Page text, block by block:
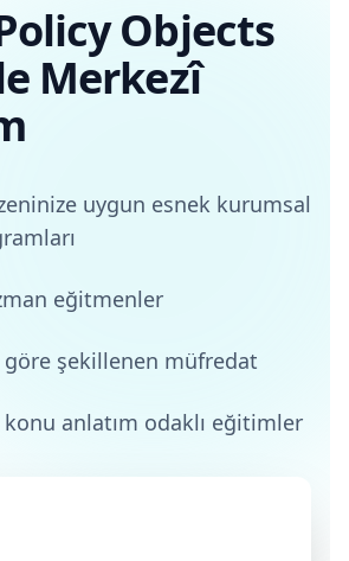
Objects
Merkezî
uygun esnek kurumsal
eğitmenler
göre şekillenen müfredat
konu anlatım odaklı eğitimler